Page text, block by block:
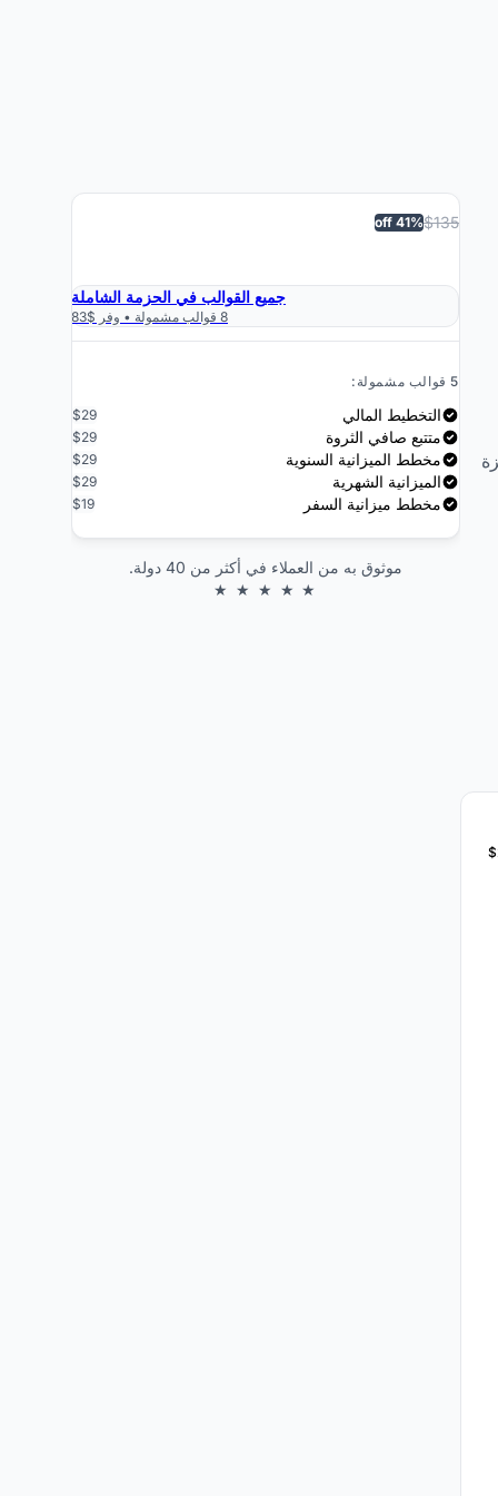
$135
41% off
جميع القوالب في الحزمة الشاملة
8 قوالب مشمولة • وفر $83
5 قوالب مشمولة:
التخطيط المالي $29
متتبع صافي الثروة $29
مخطط الميزانية السنوية $29
الميزانية الشهرية $29
مخطط ميزانية السفر $19
موثوق به من العملاء في أكثر من 40 دولة.
★ ★ ★ ★ ★